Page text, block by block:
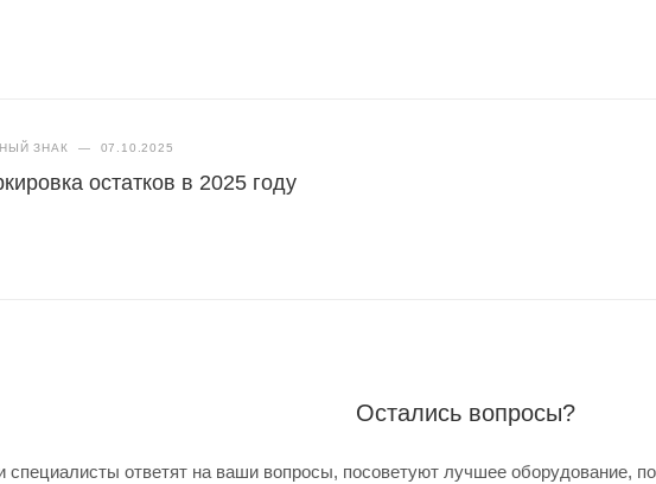
ЗНАК — 07.10.2025
остатков в 2025 году
Остались вопросы?
специалисты ответят на ваши вопросы, посоветуют лучшее оборудование,